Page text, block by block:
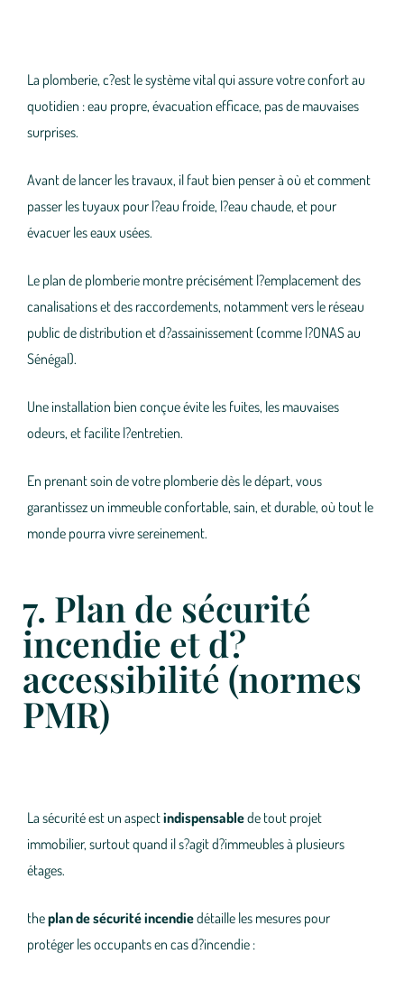
La plomberie, c?est le système vital qui assure votre confort au
quotidien : eau propre, évacuation efficace, pas de mauvaises
surprises.
Avant de lancer les travaux, il faut bien penser à où et comment
passer les tuyaux pour l?eau froide, l?eau chaude, et pour
évacuer les eaux usées.
Le plan de plomberie montre précisément l?emplacement des
canalisations et des raccordements, notamment vers le réseau
public de distribution et d?assainissement (comme l?ONAS au
Sénégal).
Une installation bien conçue évite les fuites, les mauvaises
odeurs, et facilite l?entretien.
En prenant soin de votre plomberie dès le départ, vous
garantissez un immeuble confortable, sain, et durable, où tout le
monde pourra vivre sereinement.
7. Plan de sécurité
incendie et d?
accessibilité (normes
PMR)
La sécurité est un aspectindispensablede tout projet
immobilier, surtout quand il s?agit d?immeubles à plusieurs
étages.
theplan de sécurité incendiedétaille les mesures pour
protéger les occupants en cas d?incendie :